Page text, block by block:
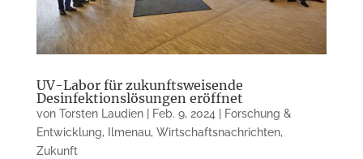
UV-Labor für zukunftsweisende
Desinfektionslösungen eröffnet
von Torsten Laudien| Feb. 9, 2024
Forschung &
Entwicklung, Ilmenau, Wirtschaftsnachrichten,
Zukunft